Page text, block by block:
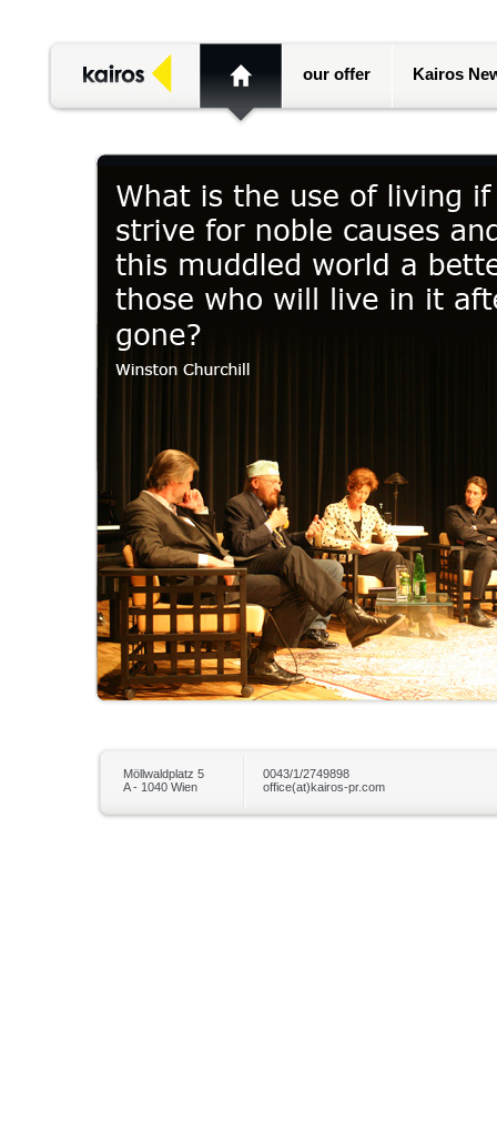
our offer Kairos
Möllwaldplatz 5
A - 1040 Wien
0043/1/2749898
office(at)kairos-pr.com